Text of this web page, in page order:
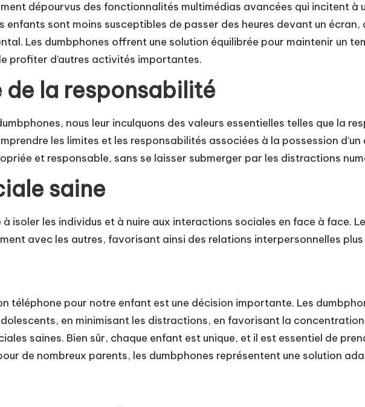
dépourvus des fonctionnalités multimédias avancées qui incitent à
enfants sont moins susceptibles de passer des heures devant un
Les dumbphones offrent une solution équilibrée pour maintenir un
profiter d’autres activités importantes.
la responsabilité
nous leur inculquons des valeurs essentielles telles que la
les limites et les responsabilités associées à la possession
et responsable, sans se laisser submerger par les distractions
saine
isoler les individus et à nuire aux interactions sociales en face à face.
avec les autres, favorisant ainsi des relations interpersonnelles
téléphone pour notre enfant est une décision importante. Les
en minimisant les distractions, en favorisant la
saines. Bien sûr, chaque enfant est unique, et il est essentiel de
de nombreux parents, les dumbphones représentent une solution